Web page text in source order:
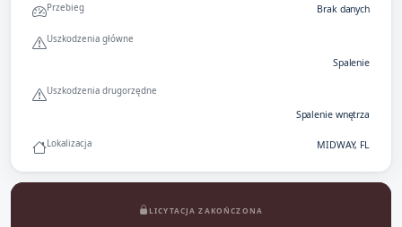
Przebieg Brak danych
Uszkodzenia główne
Spalenie
Uszkodzenia drugorzędne
Spalenie wnętrza
Lokalizacja MIDWAY, FL
LICYTACJA ZAKOŃCZONA